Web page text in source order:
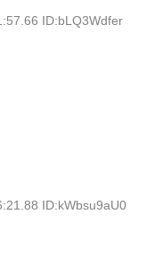
ID:bLQ3Wdfer
ID:kWbsu9aU0